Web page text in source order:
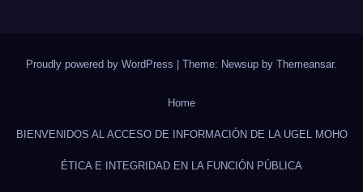
Proudly powered by WordPress Theme: Newsup by Themeansar.
Home
BIENVENIDOS AL ACCESO DE INFORMACIÓN DE LA UGEL MOHO
ÉTICA E INTEGRIDAD EN LA FUNCIÓN PÚBLICA